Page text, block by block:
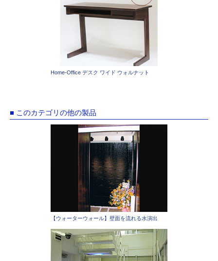
Home-Office デスク ワイド ウォルナット
■ このカテゴリの他の製品
【ウォーターウォール】壁面を流れる水演出